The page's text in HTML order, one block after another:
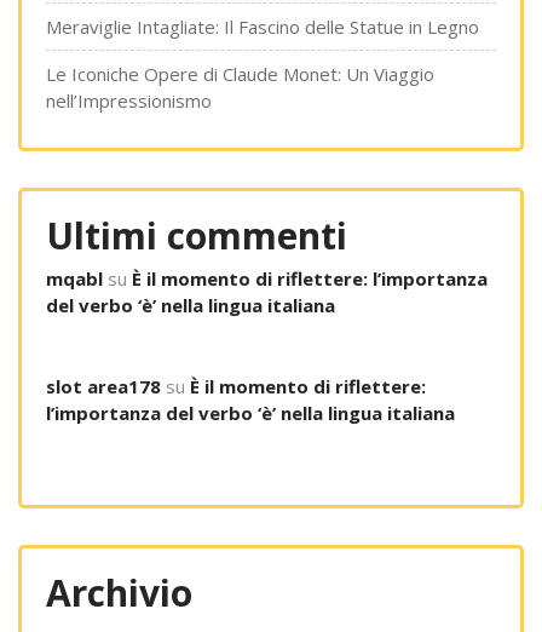
Meraviglie Intagliate: Il Fascino delle Statue in Legno
Le Iconiche Opere di Claude Monet: Un Viaggio
nell’Impressionismo
Ultimi commenti
mqabl su È il momento di riflettere: l’importanza
del verbo ‘è’ nella lingua italiana
slot area178 su È il momento di riflettere:
l’importanza del verbo ‘è’ nella lingua italiana
Archivio